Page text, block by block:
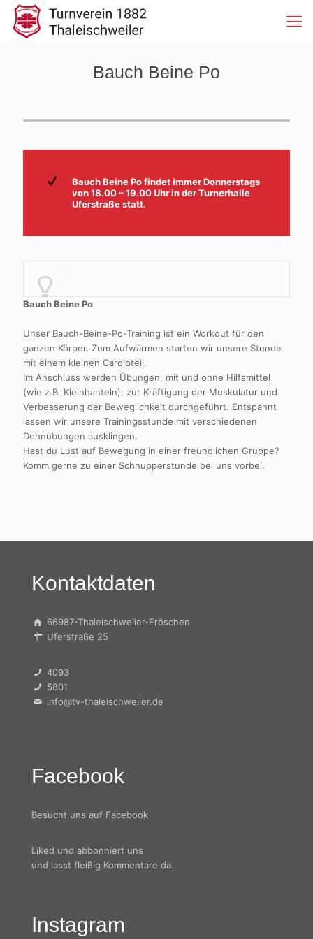
Bauch Beine Po
Bauch Beine Po findet immer Donnerstags
von 18.00 – 19.00 Uhr in der Turnerhalle
Uferstraße statt.
Bauch Beine Po
Unser Bauch-Beine-Po-Training ist ein Workout für den
ganzen Körper. Zum Aufwärmen starten wir unsere Stunde
mit einem kleinen Cardioteil.
Im Anschluss werden Übungen, mit und ohne Hilfsmittel
(wie z.B. Kleinhanteln), zur Kräftigung der Muskulatur und
Verbesserung der Beweglichkeit durchgeführt. Entspannt
lassen wir unsere Trainingsstunde mit verschiedenen
Dehnübungen ausklingen.
Hast du Lust auf Bewegung in einer freundlichen Gruppe?
Komm gerne zu einer Schnupperstunde bei uns vorbei.
Kontaktdaten
66987-Thaleischweiler-Fröschen
Uferstraße 25
4093
5801
info@tv-thaleischweiler.de
Facebook
Besucht uns auf Facebook
Liked und abbonniert uns
und lasst fleißig Kommentare da.
Instagram